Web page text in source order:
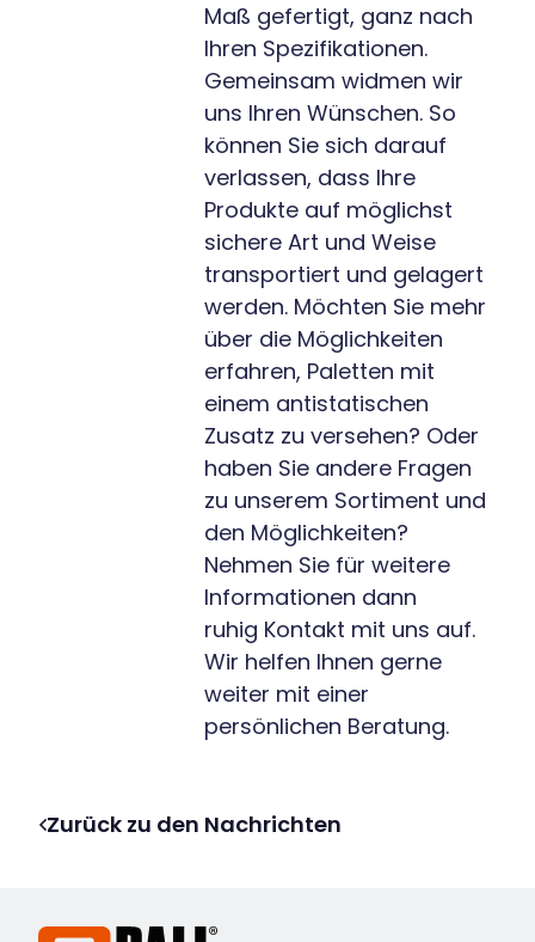
Maß gefertigt, ganz nach
Ihren Spezifikationen.
Gemeinsam widmen wir
uns Ihren Wünschen. So
können Sie sich darauf
verlassen, dass Ihre
Produkte auf möglichst
sichere Art und Weise
transportiert und gelagert
werden. Möchten Sie mehr
über die Möglichkeiten
erfahren, Paletten mit
einem antistatischen
Zusatz zu versehen? Oder
haben Sie andere Fragen
zu unserem Sortiment und
den Möglichkeiten?
Nehmen Sie für weitere
Informationen dann
ruhig Kontakt mit uns auf.
Wir helfen Ihnen gerne
weiter mit einer
persönlichen Beratung.
Zurück zu den Nachrichten